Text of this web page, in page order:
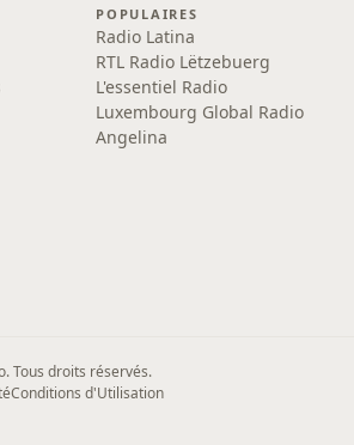
POPULAIRES
Radio Latina
RTL Radio Lëtzebuerg
L'essentiel Radio
Luxembourg Global Radio
Angelina
Tous droits réservés.
Conditions d'Utilisation